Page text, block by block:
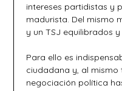
intereses partidistas y
madurista. Del mismo
y un TSJ equilibrados
Para ello es
ciudadana y, al
negociación política